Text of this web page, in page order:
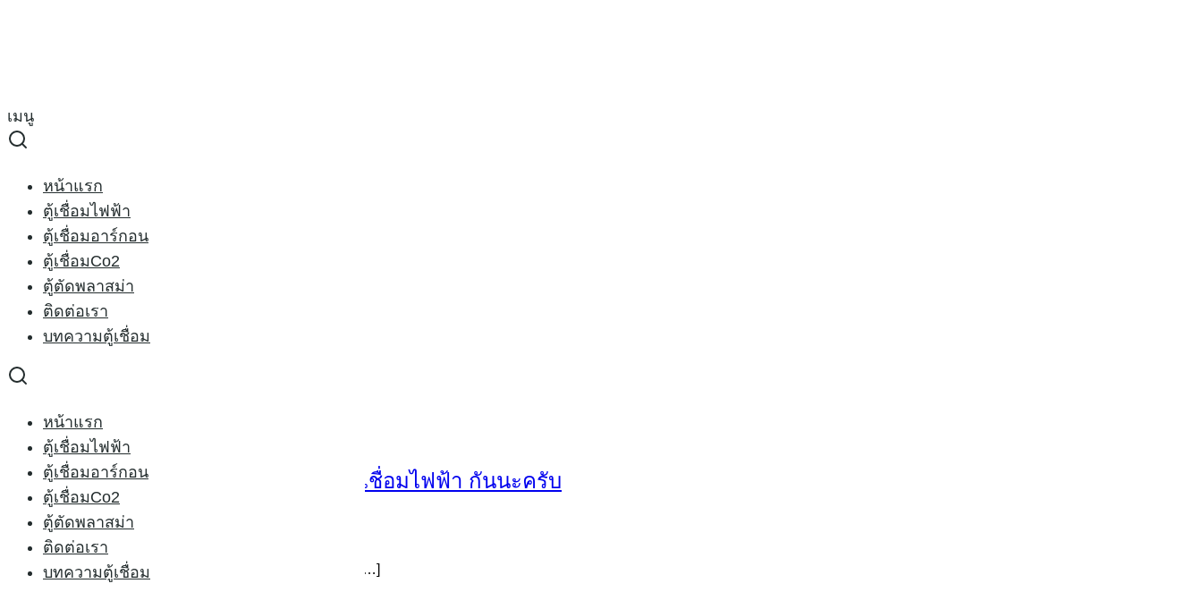
เมนู
หน้าแรก
ตู้เชื่อมไฟฟ้า
ตู้เชื่อมอาร์กอน
ตู้เชื่อมCo2
ตู้ตัดพลาสม่า
ติดต่อเรา
บทความตู้เชื่อม
หน้าแรก
ตู้เชื่อมไฟฟ้า
ตู้เชื่อมอาร์กอน
ตู้เชื่อมCo2
ตู้ตัดพลาสม่า
ติดต่อเรา
บทความตู้เชื่อม
ตู้เชื่อม
วันนี้เรามาดูหลักการพิจารณาการ ซื้อตู้เชื่อมไฟฟ้า กันนะครับ
15/10/201524/02/2021
บทความเกี่ยวกับการ ซื้อตู้เชื่อมไฟฟ้า กลับมาพบกันอีกครั […]